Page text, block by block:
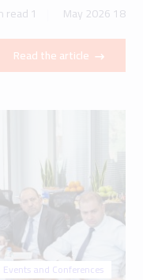
18 May 2026
1 min read
Read the article
Events and Conferences